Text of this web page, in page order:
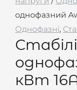
однофазний
Однофазні,
кВт